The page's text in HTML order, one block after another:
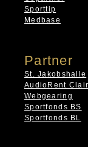
Sporttip
Medbase
Partner
St. Jakobshalle
AudioRent Clair
Webgearing
Sportfonds BS
Sportfonds BL